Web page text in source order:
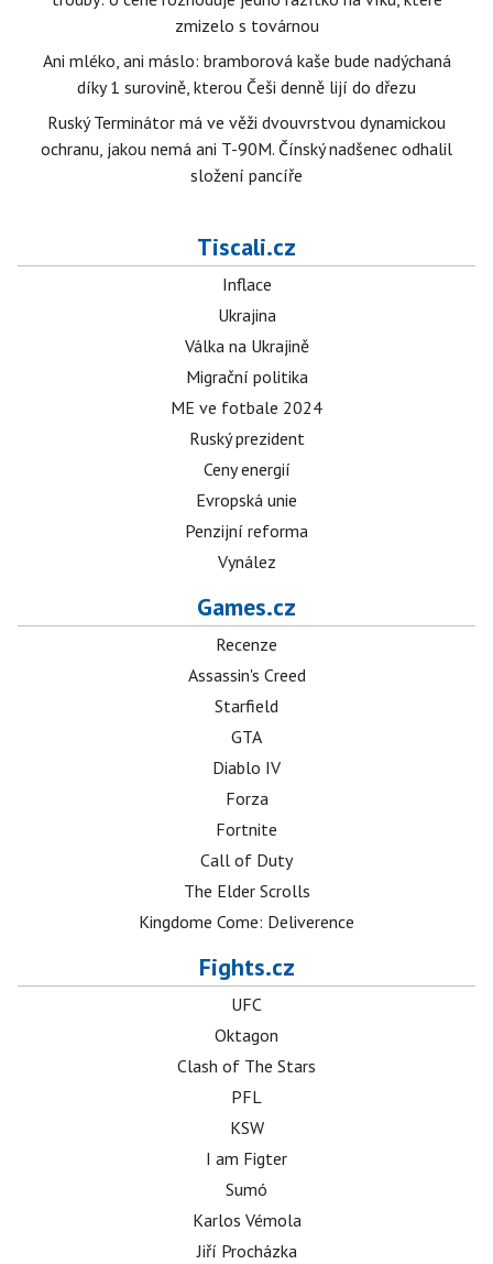
zmizelo s továrnou
Ani mléko, ani máslo: bramborová kaše bude nadýchaná
díky 1 surovině, kterou Češi denně lijí do dřezu
Ruský Terminátor má ve věži dvouvrstvou dynamickou
ochranu, jakou nemá ani T-90M. Čínský nadšenec odhalil
složení pancíře
Tiscali.cz
Inflace
Ukrajina
Válka na Ukrajině
Migrační politika
ME ve fotbale 2024
Ruský prezident
Ceny energií
Evropská unie
Penzijní reforma
Vynález
Games.cz
Recenze
Assassin's Creed
Starfield
GTA
Diablo IV
Forza
Fortnite
Call of Duty
The Elder Scrolls
Kingdome Come: Deliverence
Fights.cz
UFC
Oktagon
Clash of The Stars
PFL
KSW
I am Figter
Sumó
Karlos Vémola
Jiří Procházka